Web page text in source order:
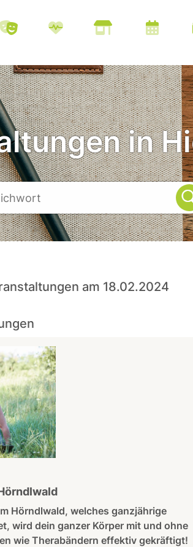
in
am 18.02.2024
Hörndlwald, welches ganzjährige
wird dein ganzer Körper mit und ohne
wie Therabändern effektiv gekräftigt!